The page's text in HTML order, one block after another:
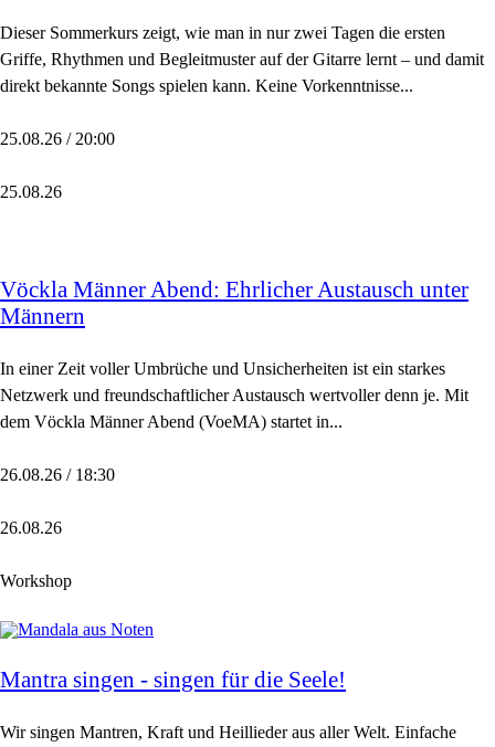
Dieser Sommerkurs zeigt, wie man in nur zwei Tagen die ersten
Griffe, Rhythmen und Begleitmuster auf der Gitarre lernt – und damit
direkt bekannte Songs spielen kann. Keine Vorkenntnisse...
25.08.26 / 20:00
25.08.26
Vöckla Männer Abend: Ehrlicher Austausch unter
Männern
In einer Zeit voller Umbrüche und Unsicherheiten ist ein starkes
Netzwerk und freundschaftlicher Austausch wertvoller denn je. Mit
dem Vöckla Männer Abend (VoeMA) startet in...
26.08.26 / 18:30
26.08.26
Workshop
Mantra singen - singen für die Seele!
Wir singen Mantren, Kraft und Heillieder aus aller Welt. Einfache